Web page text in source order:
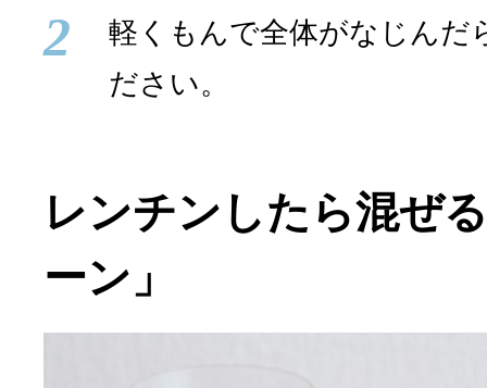
2
軽くもんで全体がなじんだ
ださい。
レンチンしたら混ぜ
ーン」